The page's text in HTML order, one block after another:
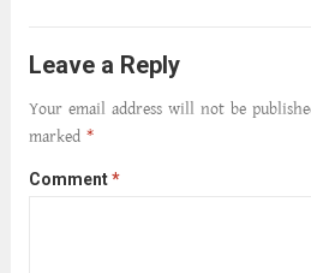
আমার শরীরে সখ্য
আনে আশ্বন...
Leave a Reply
Your email address will not be
marked *
Comment*